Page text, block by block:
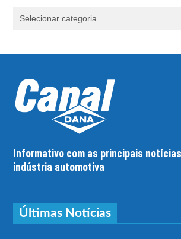
Informativo com as principais
indústria automotiva
Últimas Notícias